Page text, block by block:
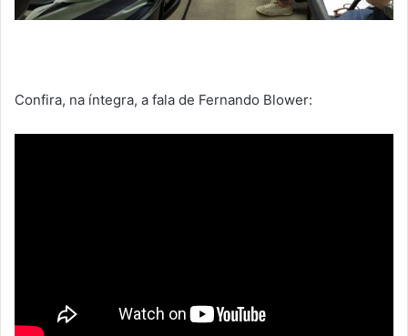
Confira, na íntegra, a fala de Fernando Blower: